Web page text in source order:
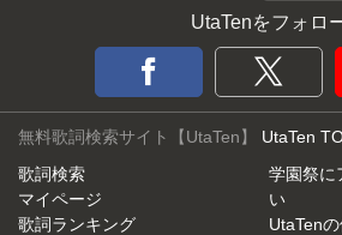
UtaTenをフォロ
無料歌詞検索サイト【UtaTen】 UtaTen
歌詞検索
マイページ
歌詞ランキング
学園祭に
い
UtaTen